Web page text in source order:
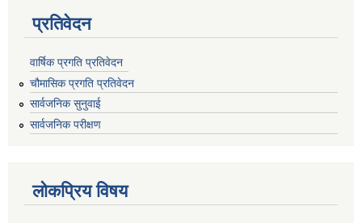
प्रतिवेदन
वार्षिक प्रगति प्रतिवेदन
चौमासिक प्रगति प्रतिवेदन
सार्वजनिक सुनुवाई
सार्वजनिक परीक्षण
लोकप्रिय विषय